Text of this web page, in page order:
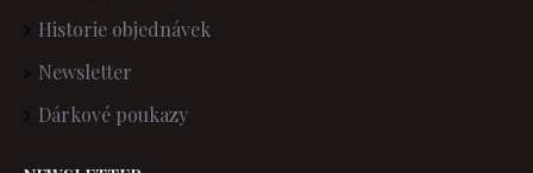
Historie objednávek
Newsletter
Dárkové poukazy